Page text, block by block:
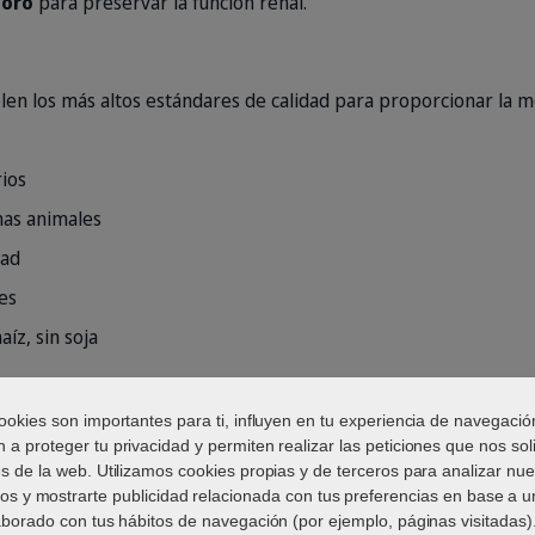
los más altos estándares de calidad para proporcionar la
animales
sin soja
GATOS SENIOR PADECE DE
OSTEOARTRITIS
son importantes para ti, influyen en tu experiencia de
a proteger tu privacidad y permiten realizar las peticiones que nos
de la web. Utilizamos cookies propias y de terceros para analizar
y mostrarte publicidad relacionada con tus preferencias en base a
con tus hábitos de navegación (por ejemplo, páginas